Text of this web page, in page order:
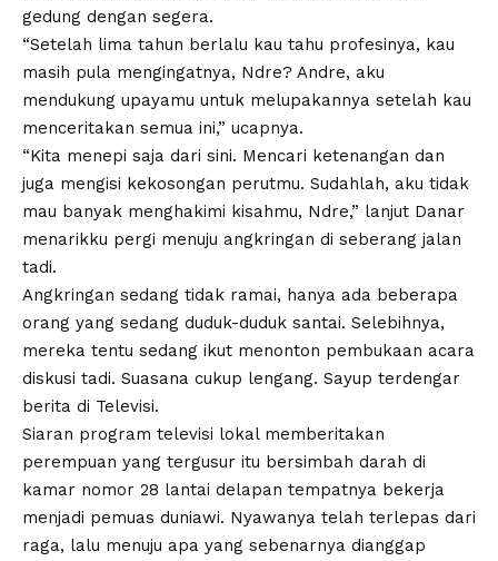
gedung dengan segera.
“Setelah lima tahun berlalu kau tahu profesinya, kau
masih pula mengingatnya, Ndre? Andre, aku
mendukung upayamu untuk melupakannya setelah kau
menceritakan semua ini,” ucapnya.
“Kita menepi saja dari sini. Mencari ketenangan dan
juga mengisi kekosongan perutmu. Sudahlah, aku tidak
mau banyak menghakimi kisahmu, Ndre,” lanjut Danar
menarikku pergi menuju angkringan di seberang jalan
tadi.
Angkringan sedang tidak ramai, hanya ada beberapa
orang yang sedang duduk-duduk santai. Selebihnya,
mereka tentu sedang ikut menonton pembukaan acara
diskusi tadi. Suasana cukup lengang. Sayup terdengar
berita di Televisi.
Siaran program televisi lokal memberitakan
perempuan yang tergusur itu bersimbah darah di
kamar nomor 28 lantai delapan tempatnya bekerja
menjadi pemuas duniawi. Nyawanya telah terlepas dari
raga, lalu menuju apa yang sebenarnya dianggap